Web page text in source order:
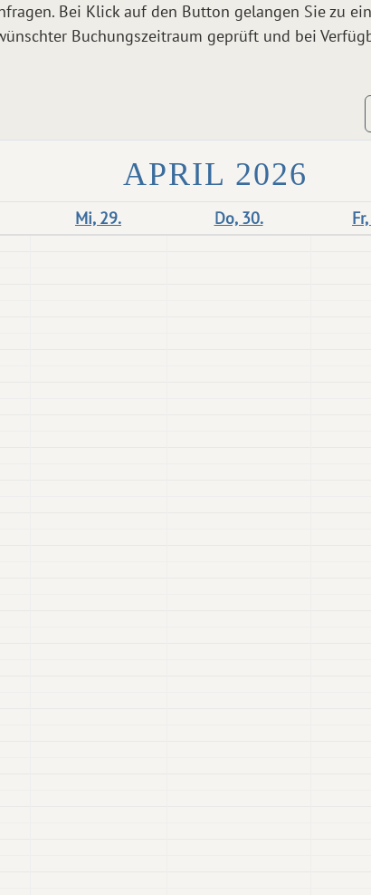
Bei Klick auf den Button gelangen Sie zu
Buchungszeitraum geprüft und bei
APRIL 2026
Mi, 29. Do, 30.